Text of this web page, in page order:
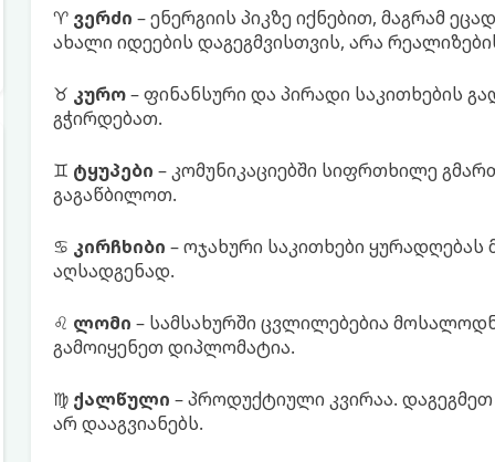
♈ ვერძი – ენერგიის პიკზე იქნებით, მაგრამ
ახალი იდეების დაგეგმვისთვის, არა
♉ კურო– ფინანსური და პირადი საკითხების
გჭირდებათ.
♊ ტყუპები – კომუნიკაციებში სიფრთხილე
გაგაწბილოთ.
♋ კირჩხიბი – ოჯახური საკითხები
აღსადგენად.
♌ ლომი – სამსახურში ცვლილებებია
გამოიყენეთ დიპლომატია.
♍ ქალწული – პროდუქტიული კვირაა.
არ დააგვიანებს.